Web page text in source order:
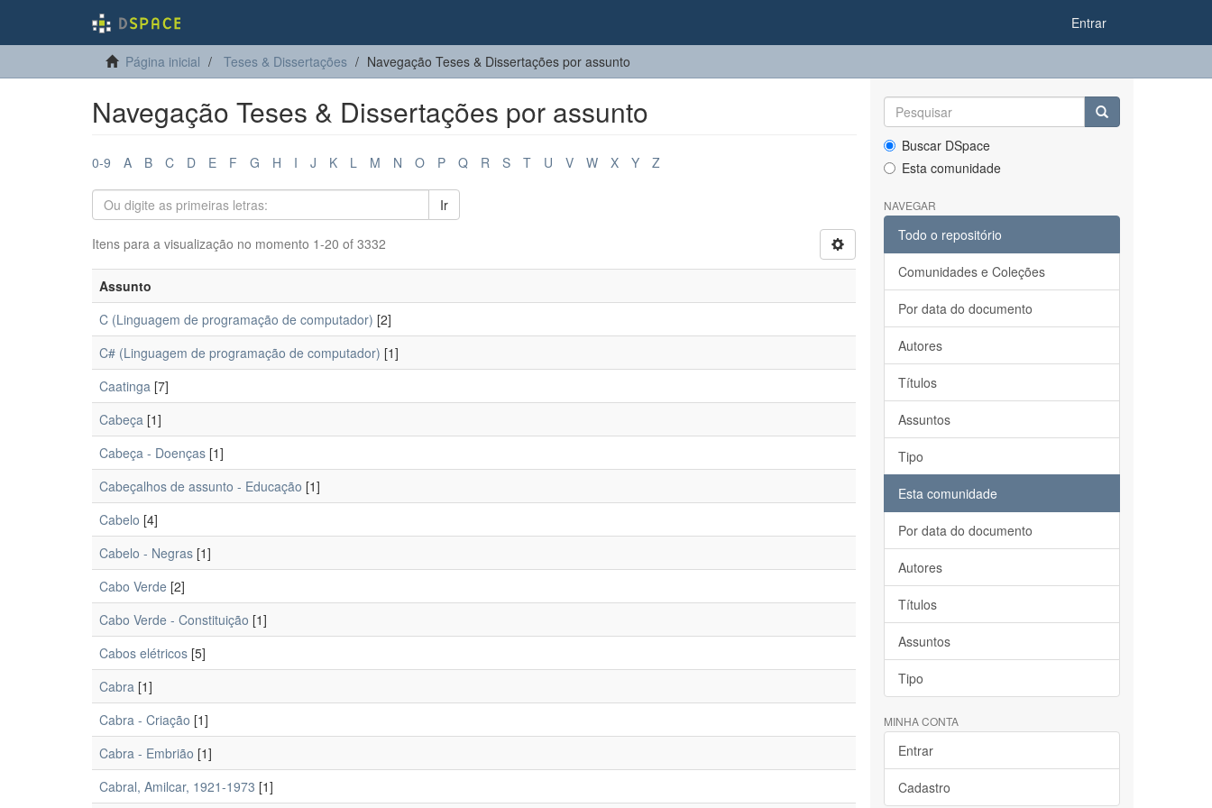
Entrar
Página inicial Teses & Dissertações Navegação Teses & Dissertações por assunto
Navegação Teses & Dissertações por assunto
0-9 A B C D E F G H I J K L M N O P Q R S T U V W X Y Z
Ir
Itens para a visualização no momento 1-20 of 3332
Assunto
C (Linguagem de programação de computador) [2]
C# (Linguagem de programação de computador) [1]
Caatinga [7]
Cabeça [1]
Cabeça - Doenças [1]
Cabeçalhos de assunto - Educação [1]
Cabelo [4]
Cabelo - Negras [1]
Cabo Verde [2]
Cabo Verde - Constituição [1]
Cabos elétricos [5]
Cabra [1]
Cabra - Criação [1]
Cabra - Embrião [1]
Cabral, Amilcar, 1921-1973 [1]
Buscar DSpace
Esta comunidade
NAVEGAR
Todo o repositório
Comunidades e Coleções
Por data do documento
Autores
Títulos
Assuntos
Tipo
Esta comunidade
Por data do documento
Autores
Títulos
Assuntos
Tipo
MINHA CONTA
Entrar
Cadastro